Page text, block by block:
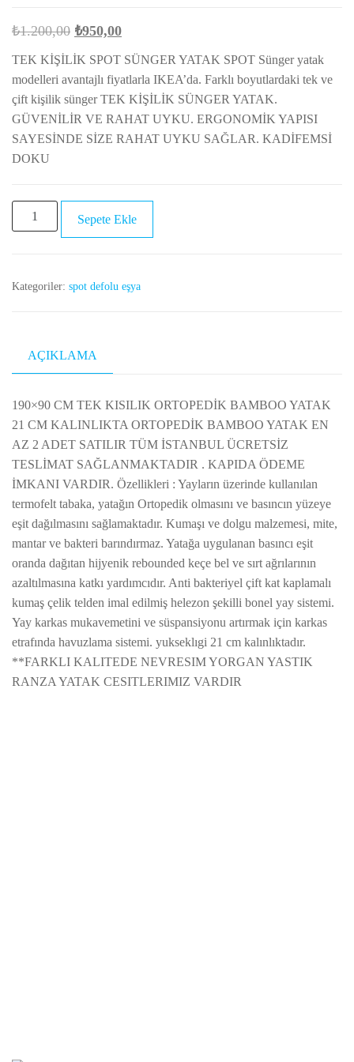
₺1.200,00 Orijinal
fiyat:
₺1.200,00.
₺950,00Şu
andaki
fiyat:
₺950,00.
TEK KİŞİLİK SPOT SÜNGER YATAK SPOT Sünger yatak
modelleri avantajlı fiyatlarla IKEA’da. Farklı boyutlardaki tek ve
çift kişilik sünger TEK KİŞİLİK SÜNGER YATAK.
GÜVENİLİR VE RAHAT UYKU. ERGONOMİK YAPISI
SAYESİNDE SİZE RAHAT UYKU SAĞLAR. KADİFEMSİ
DOKU
TEK
KİŞİLİK
YATAK
Sepete Ekle
Kategoriler: spot defolu eşya
AÇIKLAMA
190×90 CM TEK KISILIK ORTOPEDİK BAMBOO YATAK
21 CM KALINLIKTA ORTOPEDİK BAMBOO YATAK EN
AZ 2 ADET SATILIR TÜM İSTANBUL ÜCRETSİZ
TESLİMAT SAĞLANMAKTADIR . KAPIDA ÖDEME
İMKANI VARDIR. Özellikleri : Yayların üzerinde kullanılan
termofelt tabaka, yatağın Ortopedik olmasını ve basıncın yüzeye
eşit dağılmasını sağlamaktadır. Kumaşı ve dolgu malzemesi, mite,
mantar ve bakteri barındırmaz. Yatağa uygulanan basıncı eşit
oranda dağıtan hijyenik rebounded keçe bel ve sırt ağrılarının
azaltılmasına katkı yardımcıdır. Anti bakteriyel çift kat kaplamalı
kumaş çelik telden imal edilmiş helezon şekilli bonel yay sistemi.
Yay karkas mukavemetini ve süspansiyonu artırmak için karkas
etrafında havuzlama sistemi. yukseklıgi 21 cm kalınlıktadır.
**FARKLI KALITEDE NEVRESIM YORGAN YASTIK
RANZA YATAK CESITLERIMIZ VARDIR